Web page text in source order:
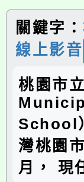
關鍵字：
線上影音
桃園市
School
灣桃園
月， 現